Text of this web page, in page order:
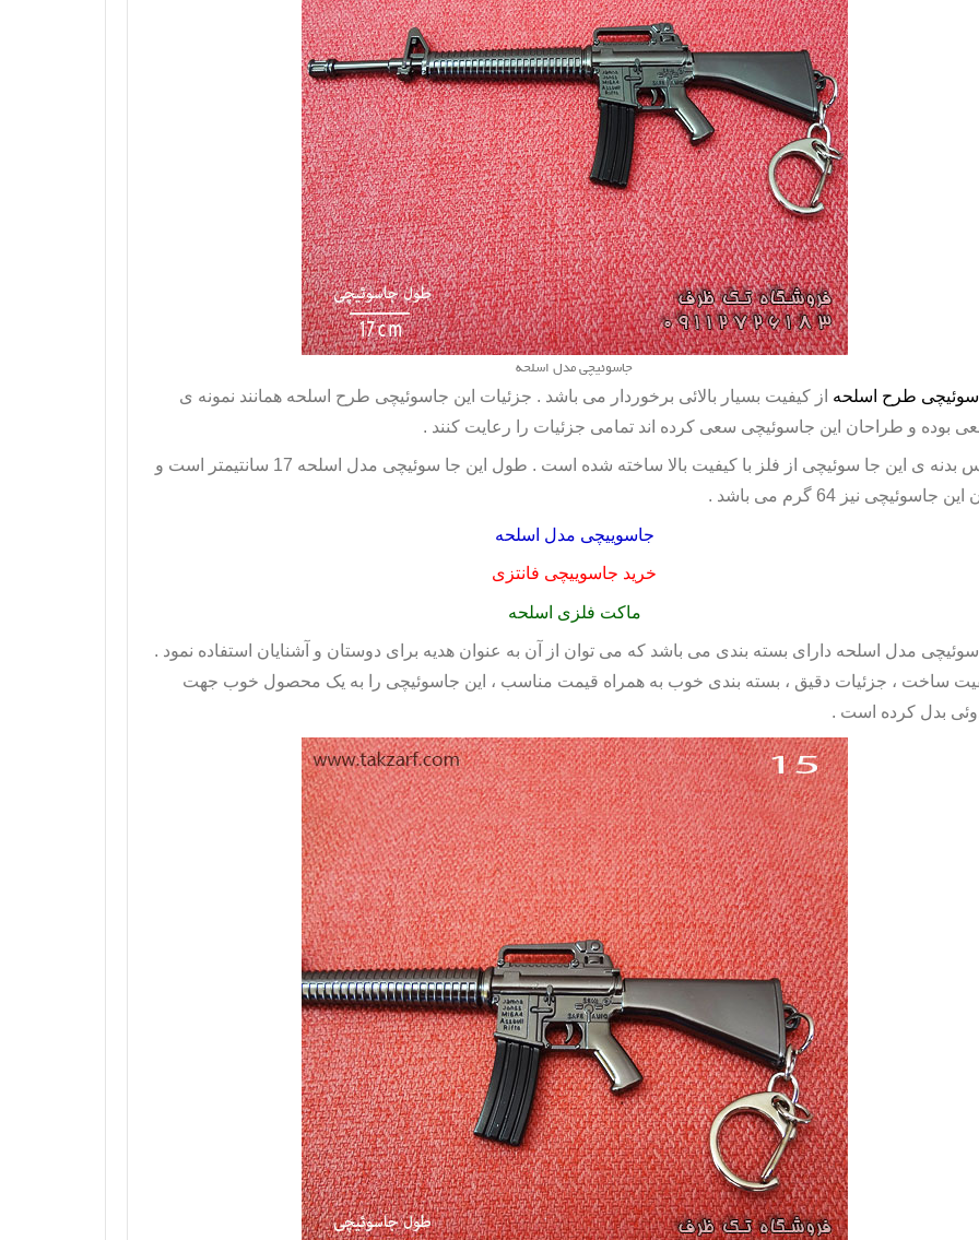
جاسوئیچی مدل اسلحه
سوئیچی طرح اسلحه از کیفیت بسیار بالائی برخوردار می باشد . جزئیات این جاسوئیچی طرح اسلحه همانند نمونه ی
بوده و طراحان این جاسوئیچی سعی کرده اند تمامی جزئیات را رعایت کنند .
بدنه ی این جا سوئیچی از فلز با کیفیت بالا ساخته شده است . طول این جا سوئیچی مدل اسلحه
17 سانتیمتر است و
جاسوئیچی نیز 64 گرم می باشد .
جاسوییچی مدل اسلحه
خرید جاسوییچی فانتزی
ماکت فلزی اسلحه
سوئیچی مدل اسلحه دارای بسته بندی می باشد که می توان از آن به عنوان هدیه برای دوستان و آشنایان استفاده نمود .
ساخت ، جزئیات دقیق ، بسته بندی خوب به همراه قیمت مناسب ، این جاسوئیچی را به یک محصول خوب جهت
بدل کرده است .